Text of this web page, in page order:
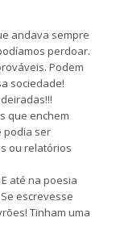
andava sempre
perdoar.
Podem
sociedade!
que enchem
podia ser
ou relatórios
até na poesia
escrevesse
Tinham uma